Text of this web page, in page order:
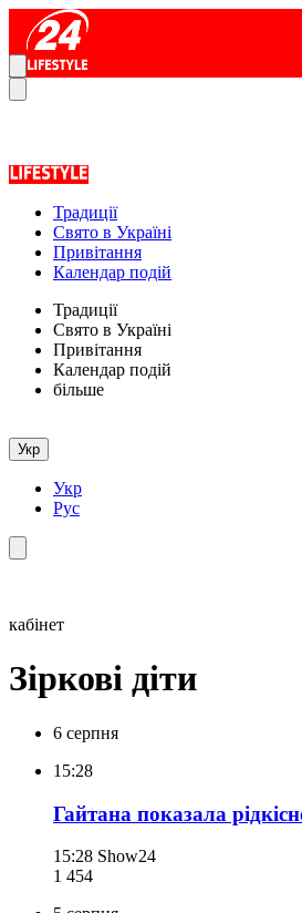
Традиції
Свято в Україні
Привітання
Календар подій
Традиції
Свято в Україні
Привітання
Календар подій
більше
Укр
Укр
Рус
кабінет
Зіркові діти
6 серпня
15:28
Гайтана показала
15:28 Show24
1 454